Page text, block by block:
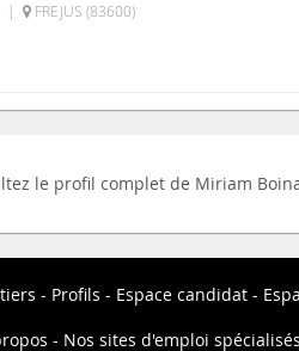
| FREJUS (83600)
le profil complet de Miriam
Profils Espace candidat
Nos sites d'emploi spécialisés